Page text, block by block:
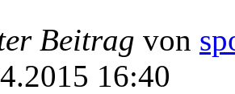
Beitrag von
16:40